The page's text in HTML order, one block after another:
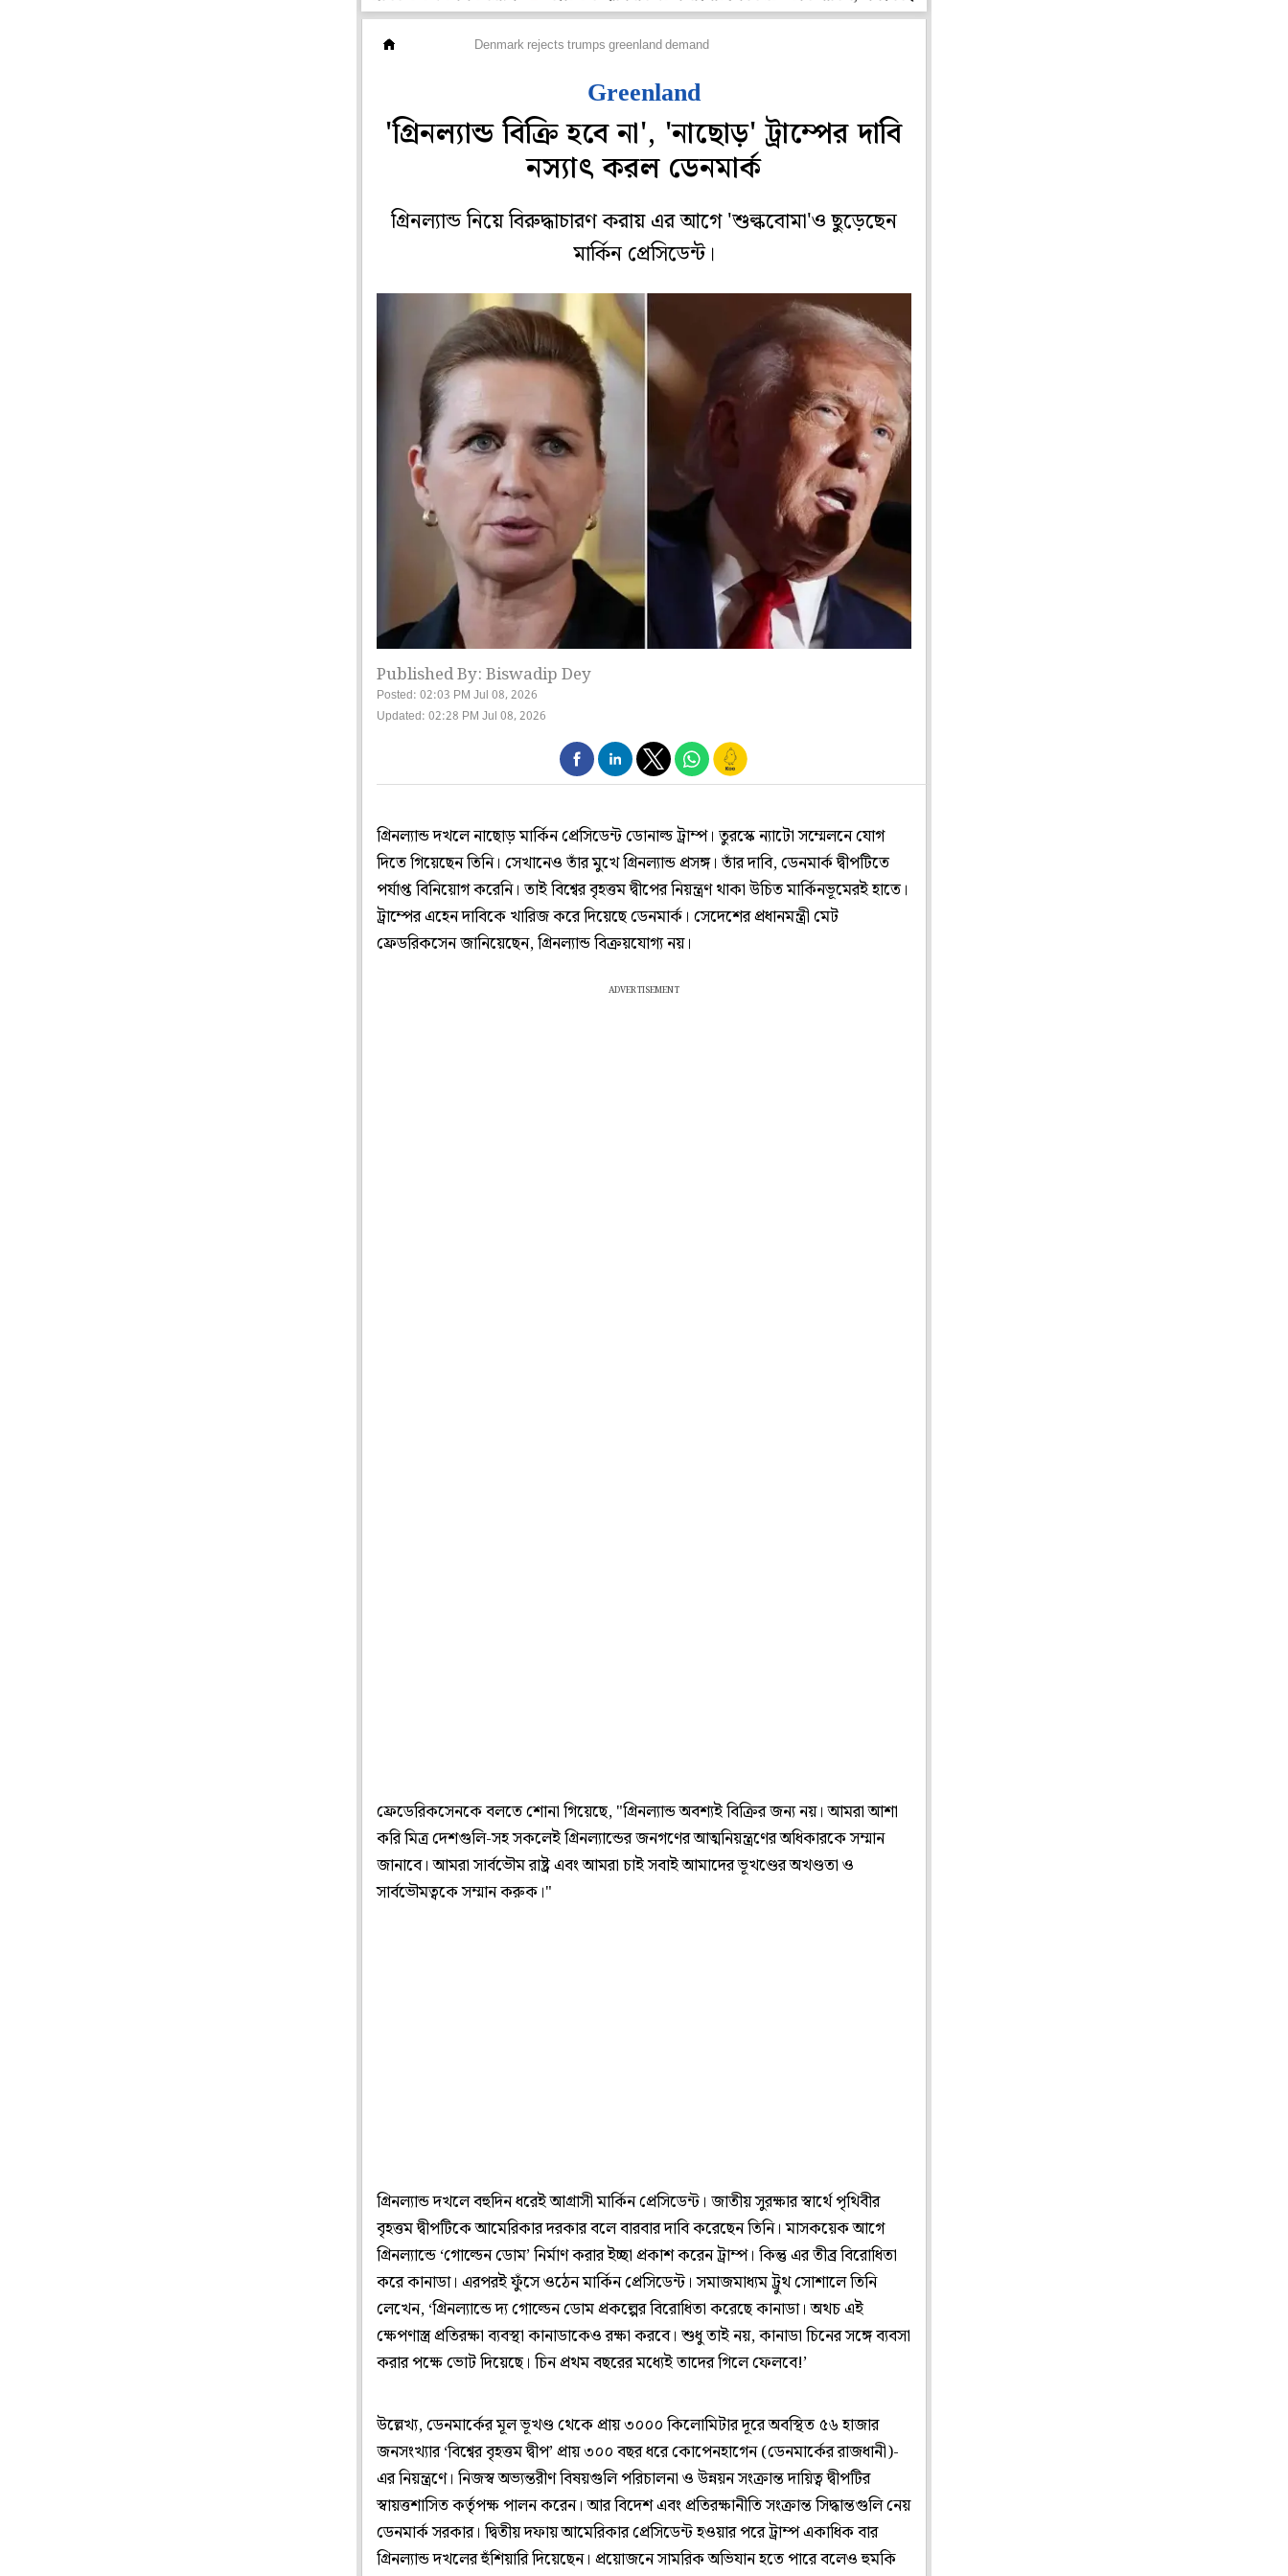
Denmark rejects trumps greenland demand
Greenland
'গ্রিনল্যান্ড বিক্রি হবে না', 'নাছোড়' ট্রাম্পের দাবি
নস্যাৎ করল ডেনমার্ক
গ্রিনল্যান্ড নিয়ে বিরুদ্ধাচারণ করায় এর আগে 'শুল্কবোমা'ও ছুড়েছেন
মার্কিন প্রেসিডেন্ট।
Published By: Biswadip Dey
Posted: 02:03 PM Jul 08, 2026
Updated: 02:28 PM Jul 08, 2026
গ্রিনল্যান্ড দখলে নাছোড় মার্কিন প্রেসিডেন্ট ডোনাল্ড ট্রাম্প। তুরস্কে ন্যাটো সম্মেলনে যোগ
দিতে গিয়েছেন তিনি। সেখানেও তাঁর মুখে গ্রিনল্যান্ড প্রসঙ্গ। তাঁর দাবি, ডেনমার্ক দ্বীপটিতে
পর্যাপ্ত বিনিয়োগ করেনি। তাই বিশ্বের বৃহত্তম দ্বীপের নিয়ন্ত্রণ থাকা উচিত মার্কিনভূমেরই হাতে।
ট্রাম্পের এহেন দাবিকে খারিজ করে দিয়েছে ডেনমার্ক। সেদেশের প্রধানমন্ত্রী মেট
ফ্রেডরিকসেন জানিয়েছেন, গ্রিনল্যান্ড বিক্রয়যোগ্য নয়।
ADVERTISEMENT
ফ্রেডেরিকসেনকে বলতে শোনা গিয়েছে, "গ্রিনল্যান্ড অবশ্যই বিক্রির জন্য নয়। আমরা আশা
করি মিত্র দেশগুলি-সহ সকলেই গ্রিনল্যান্ডের জনগণের আত্মনিয়ন্ত্রণের অধিকারকে সম্মান
জানাবে। আমরা সার্বভৌম রাষ্ট্র এবং আমরা চাই সবাই আমাদের ভূখণ্ডের অখণ্ডতা ও
সার্বভৌমত্বকে সম্মান করুক।"
গ্রিনল্যান্ড দখলে বহুদিন ধরেই আগ্রাসী মার্কিন প্রেসিডেন্ট। জাতীয় সুরক্ষার স্বার্থে পৃথিবীর
বৃহত্তম দ্বীপটিকে আমেরিকার দরকার বলে বারবার দাবি করেছেন তিনি। মাসকয়েক আগে
গ্রিনল্যান্ডে ‘গোল্ডেন ডোম’ নির্মাণ করার ইচ্ছা প্রকাশ করেন ট্রাম্প। কিন্তু এর তীব্র বিরোধিতা
করে কানাডা। এরপরই ফুঁসে ওঠেন মার্কিন প্রেসিডেন্ট। সমাজমাধ্যম ট্রুথ সোশালে তিনি
লেখেন, ‘গ্রিনল্যান্ডে দ্য গোল্ডেন ডোম প্রকল্পের বিরোধিতা করেছে কানাডা। অথচ এই
ক্ষেপণাস্ত্র প্রতিরক্ষা ব্যবস্থা কানাডাকেও রক্ষা করবে। শুধু তাই নয়, কানাডা চিনের সঙ্গে ব্যবসা
করার পক্ষে ভোট দিয়েছে। চিন প্রথম বছরের মধ্যেই তাদের গিলে ফেলবে!’
উল্লেখ্য, ডেনমার্কের মূল ভূখণ্ড থেকে প্রায় ৩০০০ কিলোমিটার দূরে অবস্থিত ৫৬ হাজার
জনসংখ্যার ‘বিশ্বের বৃহত্তম দ্বীপ’ প্রায় ৩০০ বছর ধরে কোপেনহাগেন (ডেনমার্কের রাজধানী)-
এর নিয়ন্ত্রণে। নিজস্ব অভ্যন্তরীণ বিষয়গুলি পরিচালনা ও উন্নয়ন সংক্রান্ত দায়িত্ব দ্বীপটির
স্বায়ত্তশাসিত কর্তৃপক্ষ পালন করেন। আর বিদেশ এবং প্রতিরক্ষানীতি সংক্রান্ত সিদ্ধান্তগুলি নেয়
ডেনমার্ক সরকার। দ্বিতীয় দফায় আমেরিকার প্রেসিডেন্ট হওয়ার পরে ট্রাম্প একাধিক বার
গ্রিনল্যান্ড দখলের হুঁশিয়ারি দিয়েছেন। প্রয়োজনে সামরিক অভিযান হতে পারে বলেও হুমকি